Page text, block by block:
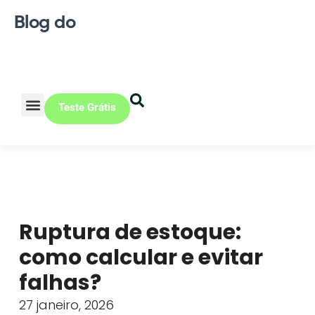
Blog do
Teste Grátis
Ruptura de estoque:
como calcular e evitar
falhas?
27 janeiro, 2026